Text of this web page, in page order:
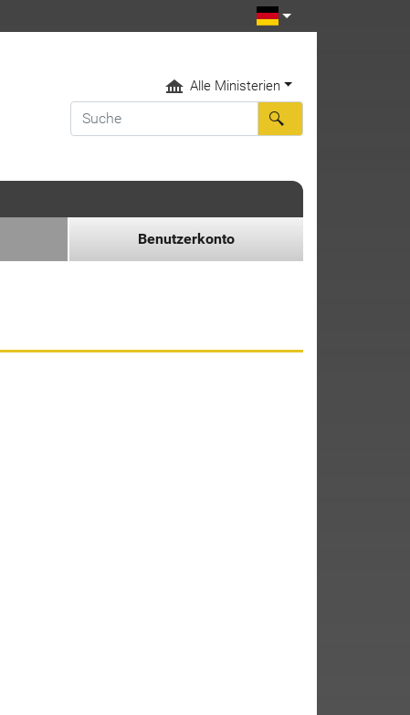
Alle Ministerien
Benutzerkonto